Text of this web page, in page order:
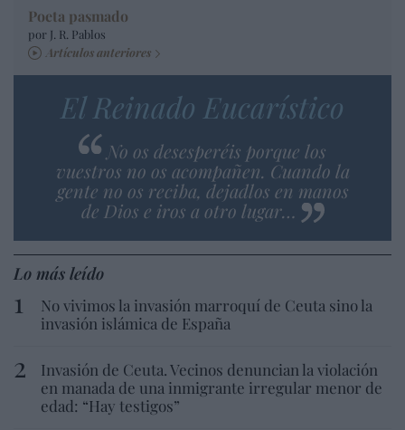
Poeta pasmado
por J. R. Pablos
Artículos anteriores
El Reinado Eucarístico
No os desesperéis porque los
vuestros no os acompañen. Cuando la
gente no os reciba, dejadlos en manos
de Dios e iros a otro lugar…
Lo más leído
No vivimos la invasión marroquí de Ceuta sino la
invasión islámica de España
Invasión de Ceuta. Vecinos denuncian la violación
en manada de una inmigrante irregular menor de
edad: “Hay testigos”